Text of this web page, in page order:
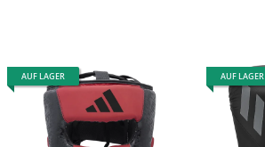
AUF LAGER AUF LAGER